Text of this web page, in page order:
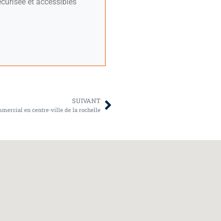
SUIVANT
en centre-ville de la rochelle